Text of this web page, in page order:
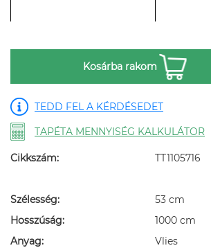
Kosárba rakom
TEDD FEL A KÉRDÉSEDET
TAPÉTA MENNYISÉG KALKULÁTOR
Cikkszám: TT1105716
Szélesség:
53 cm
Hosszúság:
1000 cm
Anyag:
Vlies